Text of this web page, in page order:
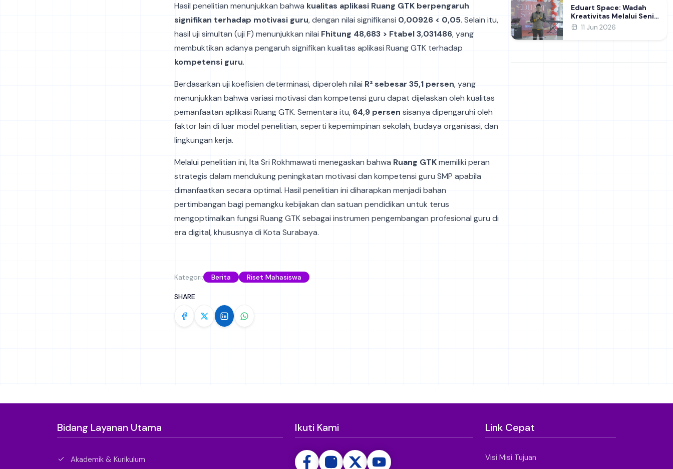
Hasil penelitian menunjukkan bahwa kualitas aplikasi Ruang GTK berpengaruh
signifikan terhadap motivasi guru, dengan nilai signifikansi 0,00926 < 0,05. Selain itu,
hasil uji simultan (uji F) menunjukkan nilai Fhitung 48,683 > Ftabel 3,031486, yang
membuktikan adanya pengaruh signifikan kualitas aplikasi Ruang GTK terhadap
kompetensi guru.
Berdasarkan uji koefisien determinasi, diperoleh nilai R² sebesar 35,1 persen, yang
menunjukkan bahwa variasi motivasi dan kompetensi guru dapat dijelaskan oleh kualitas
pemanfaatan aplikasi Ruang GTK. Sementara itu, 64,9 persen sisanya dipengaruhi oleh
faktor lain di luar model penelitian, seperti kepemimpinan sekolah, budaya organisasi, dan
lingkungan kerja.
Melalui penelitian ini, Ita Sri Rokhmawati menegaskan bahwa Ruang GTKmemiliki peran
strategis dalam mendukung peningkatan motivasi dan kompetensi guru SMP apabila
dimanfaatkan secara optimal. Hasil penelitian ini diharapkan menjadi bahan
pertimbangan bagi pemangku kebijakan dan satuan pendidikan untuk terus
mengoptimalkan fungsi Ruang GTK sebagai instrumen pengembangan profesional guru di
era digital, khususnya di Kota Surabaya.
Kategori: Berita Riset Mahasiswa
SHARE
Eduart Space: Wadah
Kreativitas Melalui Seni
dan Prakarya
11 Jun 2026
Bidang Layanan Utama
Akademik & Kurikulum
Ikuti Kami Link Cepat
Visi Misi Tujuan